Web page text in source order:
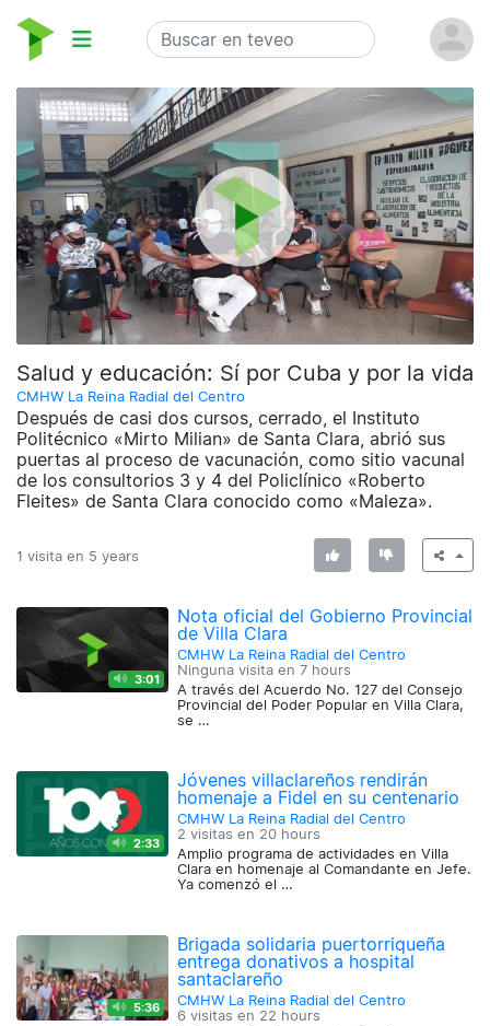
Salud y educación: Sí por Cuba y por la vida
CMHW La Reina Radial del Centro
Después de casi dos cursos, cerrado, el Instituto
Politécnico «Mirto Milian» de Santa Clara, abrió sus
puertas al proceso de vacunación, como sitio vacunal
de los consultorios 3 y 4 del Policlínico «Roberto
Fleites» de Santa Clara conocido como «Maleza».
1 visita en 5 years
3:01
Nota oficial del Gobierno Provincial
de Villa Clara
CMHW La Reina Radial del Centro
Ninguna visita en7 hours
A través del Acuerdo No. 127 del Consejo
Provincial del Poder Popular en Villa Clara,
se …
2:33
Jóvenes villaclareños rendirán
homenaje a Fidel en su centenario
CMHW La Reina Radial del Centro
2 visitas en 20 hours
Amplio programa de actividades en Villa
Clara en homenaje al Comandante en Jefe.
Ya comenzó el …
5:36
Brigada solidaria puertorriqueña
entrega donativos a hospital
santaclareño
CMHW La Reina Radial del Centro
6 visitas en 22 hours